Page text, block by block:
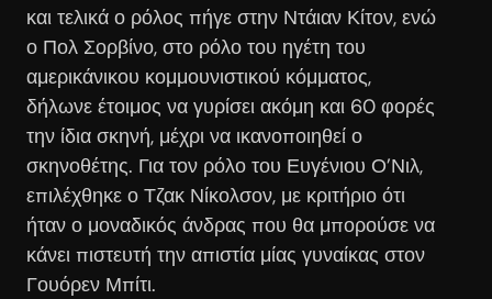
και τελικά ο ρόλος πήγε στην Ντάιαν Κίτον, ενώ
ο Πολ Σορβίνο, στο ρόλο του ηγέτη του
αμερικάνικου κομμουνιστικού κόμματος,
δήλωνε έτοιμος να γυρίσει ακόμη και 60 φορές
την ίδια σκηνή, μέχρι να ικανοποιηθεί ο
σκηνοθέτης. Για τον ρόλο του Ευγένιου Ο’Νιλ,
επιλέχθηκε ο Τζακ Νίκολσον, με κριτήριο ότι
ήταν ο μοναδικός άνδρας που θα μπορούσε να
κάνει πιστευτή την απιστία μίας γυναίκας στον
Γουόρεν Μπίτι.